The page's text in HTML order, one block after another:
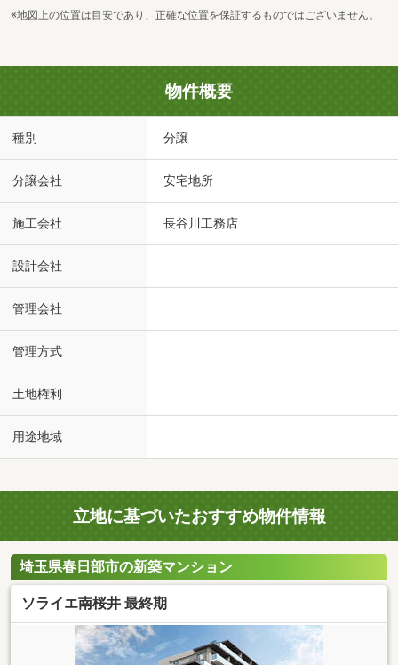
※地図上の位置は目安であり、正確な位置を保証するものではございません。
物件概要
種別 分譲
分譲会社 安宅地所
施工会社 長谷川工務店
設計会社
管理会社
管理方式
土地権利
用途地域
立地に基づいたおすすめ物件情報
埼玉県春日部市の新築マンション
ソライエ南桜井 最終期